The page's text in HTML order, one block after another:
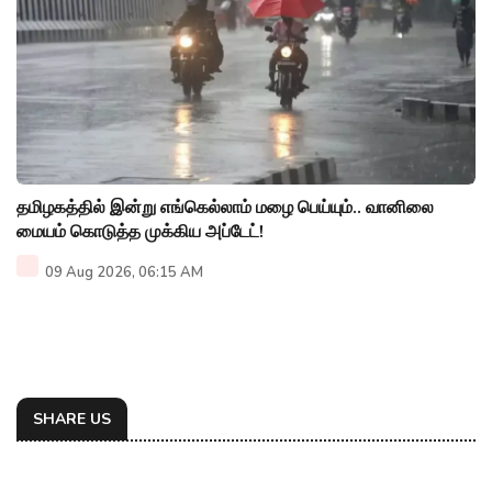
தமிழகத்தில் இன்று எங்கெல்லாம் மழை பெய்யும்.. வானிலை
மையம் கொடுத்த முக்கிய அப்டேட்!
09 Aug 2026, 06:15 AM
SHARE US